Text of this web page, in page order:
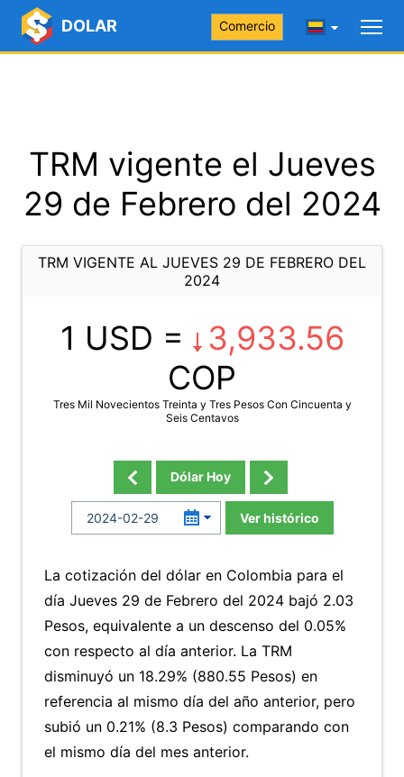
DOLAR Comercio
TRM vigente el Jueves
29 de Febrero del 2024
TRM VIGENTE AL JUEVES 29 DE FEBRERO DEL
2024
1 USD =
3,933.56
COP
Tres Mil Novecientos Treinta y Tres Pesos Con Cincuenta y
Seis Centavos
Dólar Hoy
Ver histórico
La cotización del dólar en Colombia para el
día Jueves 29 de Febrero del 2024 bajó 2.03
Pesos, equivalente a un descenso del 0.05%
con respecto al día anterior. La TRM
disminuyó un 18.29% (880.55 Pesos) en
referencia al mismo día del año anterior, pero
subió un 0.21% (8.3 Pesos) comparando con
el mismo día del mes anterior.